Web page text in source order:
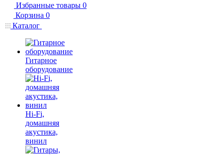
Избранные товары 0
Корзина 0
Каталог
Гитарное
оборудование
Hi-Fi,
домашняя
акустика,
винил